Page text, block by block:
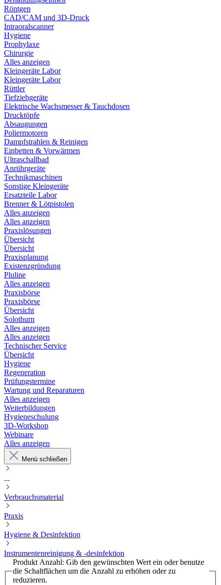
Röntgen
CAD/CAM und 3D-Druck
Intraoralscanner
Hygiene
Prophylaxe
Chirurgie
Alles anzeigen
Kleingeräte Labor
Kleingeräte Labor
Rüttler
Tiefziehgeräte
Elektrische Wachsmesser & Tauchdosen
Drucktöpfe
Absaugungen
Poliermotoren
Dampfstrahlen & Reinigen
Einbetten & Vorwärmen
Ultraschallbad
Anrührgeräte
Technikmaschinen
Sonstige Kleingeräte
Ersatzteile Labor
Brenner & Lötpistolen
Alles anzeigen
Alles anzeigen
Praxislösungen
Übersicht
Übersicht
Praxisplanung
Existenzgründung
Pluline
Alles anzeigen
Praxisbörse
Praxisbörse
Übersicht
Solothurn
Alles anzeigen
Alles anzeigen
Technischer Service
Übersicht
Hygiene
Regeneration
Prüfungstermine
Wartung und Reparaturen
Alles anzeigen
Weiterbildungen
Hygieneschulung
3D-Workshop
Webinare
Alles anzeigen
Menü schließen
...
Verbrauchsmaterial
Praxis
Hygiene & Desinfektion
Instrumentenreinigung & -desinfektion
Produkt Anzahl: Gib den gewünschten Wert ein oder benutze
die Schaltflächen um die Anzahl zu erhöhen oder zu
reduzieren.